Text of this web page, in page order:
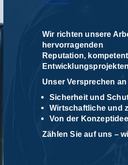
Wir richten unsere
hervorragenden
Reputation,
Unser Versprechen
Sicherheit und
Wirtschaftliche und
Von der
Zählen Sie auf uns –